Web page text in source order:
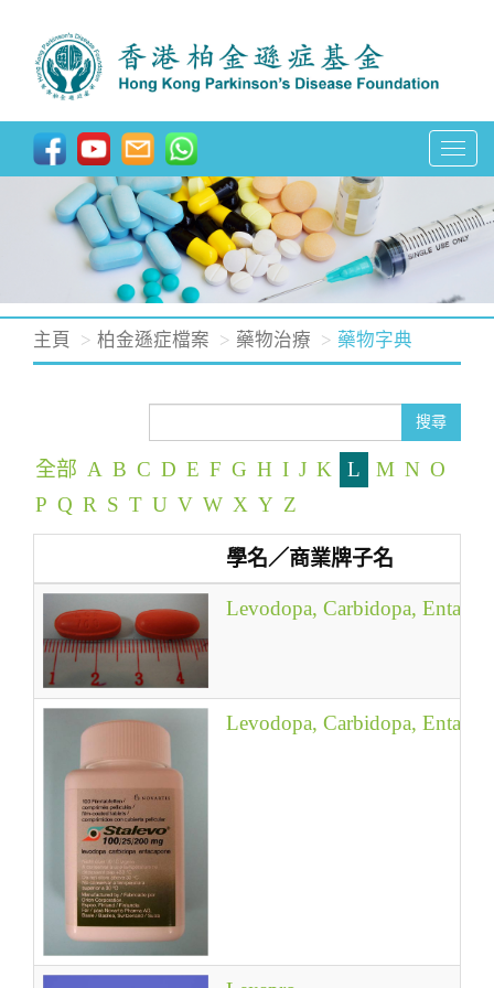
T
o
g
g
e
a
i
n
主頁 柏金遜症檔案 藥物治療 藥物字典
搜尋
全部 A B C D E F G H I J K L M N O
P Q R S T U V W X Y Z
學名／商業牌子名
Levodopa, Carbidopa,
Levodopa, Carbidopa,